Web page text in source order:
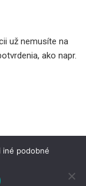
už nemusíte na
ako napr.
iné podobné